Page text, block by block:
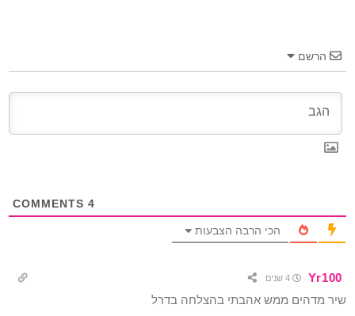
הרשם
4
הכי הרבה הצבעות
Yr100 4 שנים
שיר מדהים ממש אהבתי בהצלחה בדרל